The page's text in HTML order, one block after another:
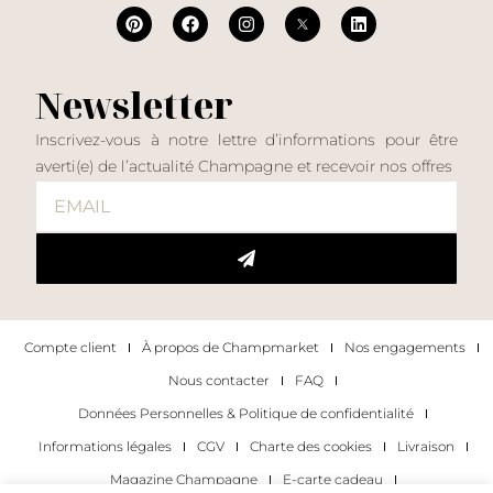
Newsletter
Inscrivez-vous à notre lettre d’informations pour être
averti(e) de l’actualité Champagne et recevoir nos offres
Compte client À propos de Champmarket
Nos engagements
Nous contacter
FAQ
Données Personnelles & Politique de confidentialité
Informations légales
CGV Charte des cookies
Livraison
Magazine Champagne
E-carte cadeau